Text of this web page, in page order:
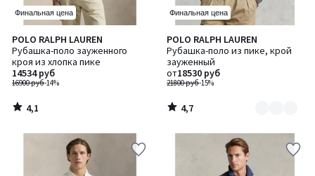
Финальная цена
POLO RALPH LAUREN
Рубашка-поло зауженного
кроя из хлопка пике
16900 руб-14%
14534 руб
4,1
/ 5
4,1
/
Финальная цена
POLO RALPH LAUREN
Рубашка-поло из пике, крой
зауженный
21800 руб-15%
от18530 руб
4,7
/ 5
Количество
цветов:
2
4,7
/